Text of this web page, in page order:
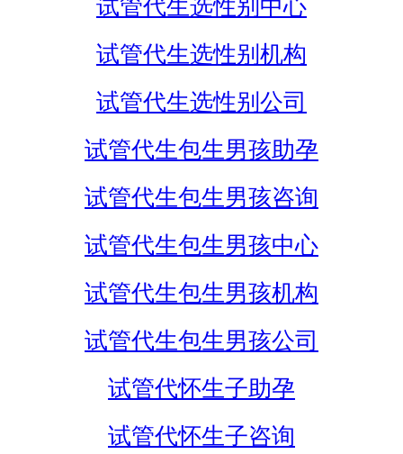
试管代生选性别中心
试管代生选性别机构
试管代生选性别公司
试管代生包生男孩助孕
试管代生包生男孩咨询
试管代生包生男孩中心
试管代生包生男孩机构
试管代生包生男孩公司
试管代怀生子助孕
试管代怀生子咨询